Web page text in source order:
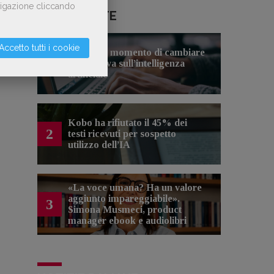
cliccando
tutti i cookie
LE PIÙ LETTE
1
Forse è il momento di cambiare
prospettiva sull’intelligenza
artificiale
2
Kobo ha rifiutato il 45% dei
testi ricevuti per sospetto
utilizzo dell’IA
3
«La voce umana? Ha un valore
aggiunto impareggiabile».
Simona Musmeci, product
manager ebook e audiolibri